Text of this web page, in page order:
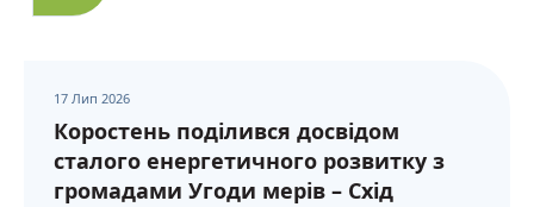
17 Лип 2026
Коростень поділився досвідом
сталого енергетичного розвитку з
громадами Угоди мерів – Схід